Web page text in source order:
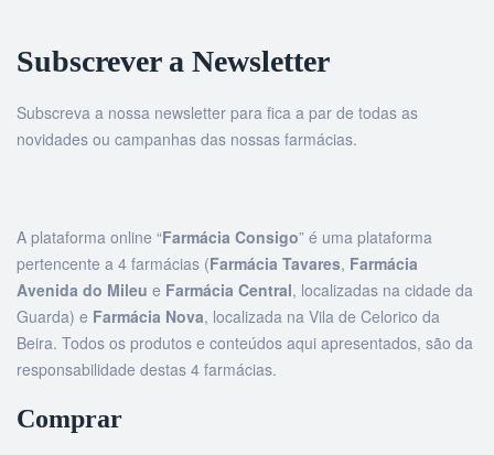
Subscrever a Newsletter
Subscreva a nossa newsletter para fica a par de todas as
novidades ou campanhas das nossas farmácias.
A plataforma online “Farmácia Consigo” é uma plataforma
pertencente a 4 farmácias (Farmácia Tavares, Farmácia
Avenida do Mileu e Farmácia Central, localizadas na cidade da
Guarda) e Farmácia Nova, localizada na Vila de Celorico da
Beira. Todos os produtos e conteúdos aqui apresentados, são da
responsabilidade destas 4 farmácias.
Comprar